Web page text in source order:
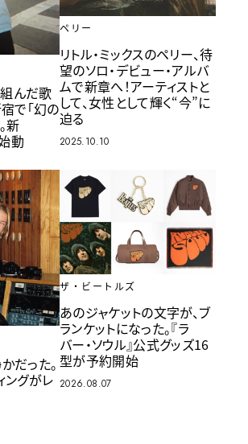
んだ歌
で「幻の
新
動
ペリー
リトル・ミックスのペリー、待
望のソロ・デビュー・アルバ
ムで新章へ！アーティストと
して、女性として輝く“今”に
迫る
2025.10.10
だった。
ングがレ
ザ・ビートルズ
あのジャケットの文字が、ブ
ランケットになった。『ラ
バー・ソウル』公式グッズ16
型が予約開始
2026.08.07